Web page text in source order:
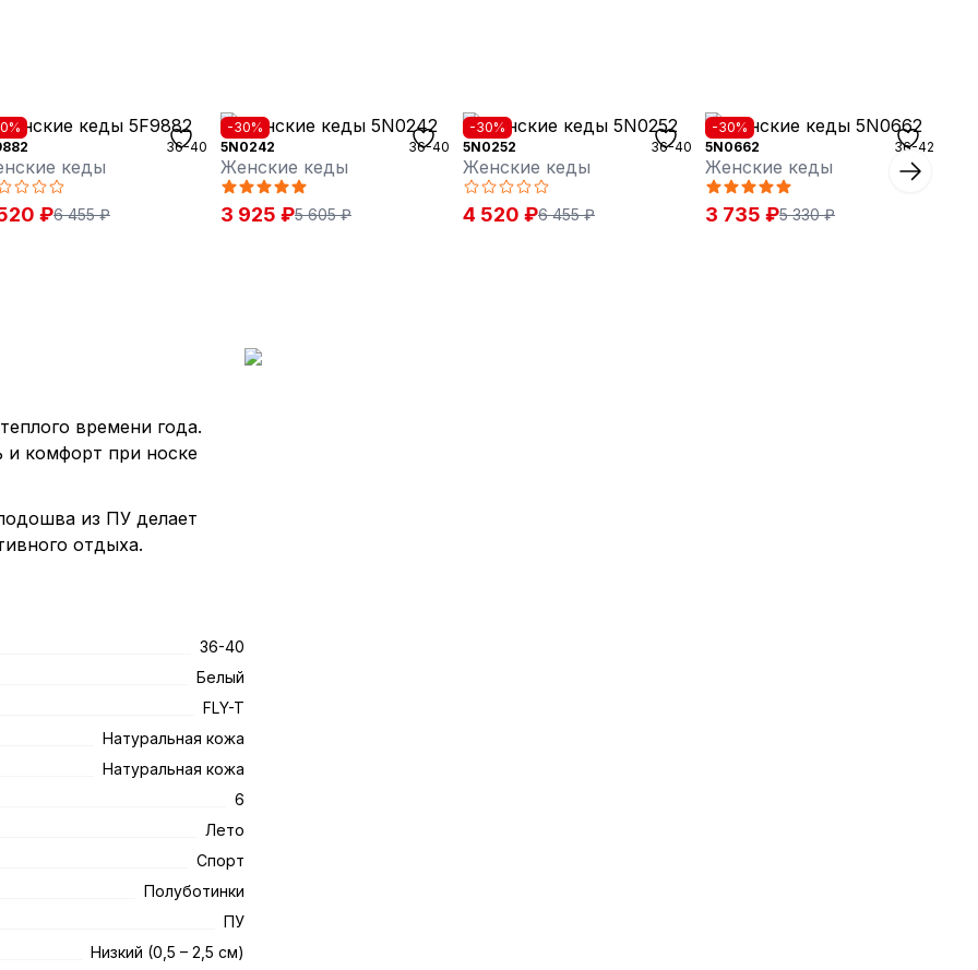
36-40
кеды
₽6 455 ₽
-30%
5N0242
36-40
Женские кеды
3 925 ₽5 605 ₽
-30%
5N0252
36-40
Женские кеды
4 520 ₽6 455 ₽
-30%
5N0662
36-42
Женские кеды
3 735 ₽5 330 ₽
времени года.
и комфорт при носке
из ПУ делает
отдыха.
36-40
Белый
FLY-T
Натуральная кожа
Натуральная кожа
6
Лето
Спорт
Полуботинки
ПУ
Низкий (0,5 – 2,5 см)